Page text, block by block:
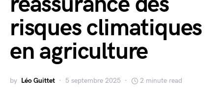
risques climatiques
en agriculture
by Léo Guittet 5 septembre 2025 2 minute read